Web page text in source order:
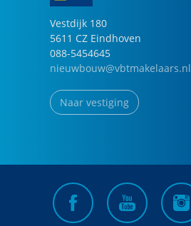
Vestdijk 180
5611 CZ Eindhoven
088-5454645
nieuwbouw@vbtmakelaars.nl
Naar vestiging